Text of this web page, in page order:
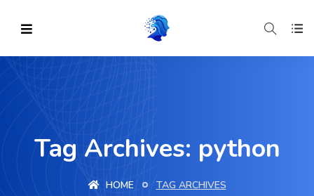
Tag Archives: python
HOME TAG ARCHIVES